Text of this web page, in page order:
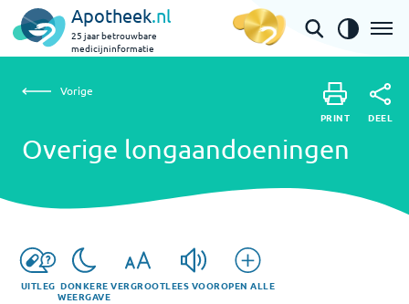
Apotheek.nl
25 jaar betrouwbare
medicijninformatie
Overige longaandoeningen
Vorige
Overige longaandoeningen
PRINT DEEL
UITLEG DONKERE
WEERGAVE
VERGROOTLEES VOOROPEN ALLE